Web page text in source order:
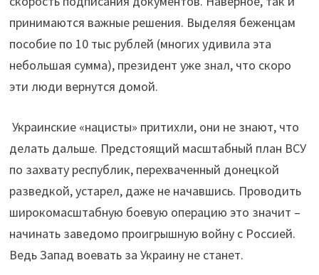
принимаются важные решения. Выделяя беженцам
пособие по 10 тыс рублей (многих удивила эта
небольшая сумма), президент уже знал, что скоро
эти люди вернутся домой.
Украинские «нацисты» притихли, они не знают, что
делать дальше. Предстоящий масштабный план ВСУ
по захвату республик, перехваченный донецкой
разведкой, устарел, даже не начавшись. Проводить
широкомасштабную боевую операцию это значит –
начинать заведомо проигрышную войну с Россией.
Ведь Запад воевать за Украину не станет.